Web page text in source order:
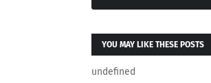
YOU MAY LIKE THESE POSTS
undefined